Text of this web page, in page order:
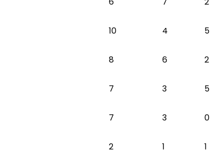
10 4 5
8 6 2
7 3 5
7 3 0
2 1 1